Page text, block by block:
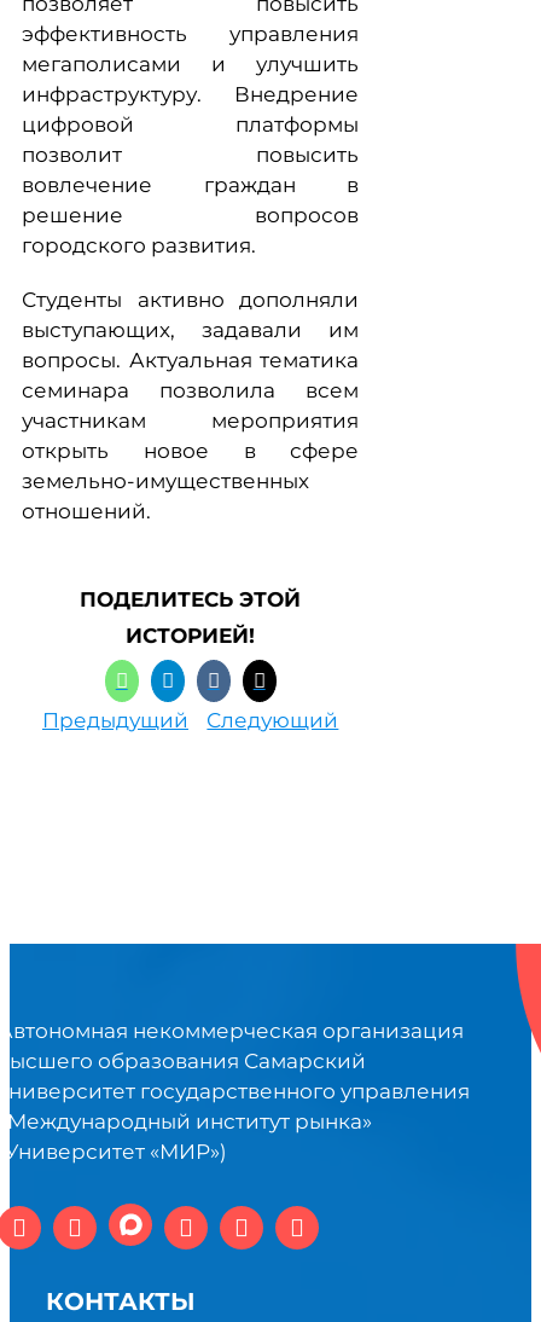
эффективность управления
мегаполисами и улучшить
инфраструктуру. Внедрение
цифровой платформы
позволит повысить
вовлечение граждан в
решение вопросов
городского развития.
Студенты активно дополняли
выступающих, задавали им
вопросы. Актуальная тематика
семинара позволила всем
участникам мероприятия
открыть новое в сфере
земельно-имущественных
отношений.
ПОДЕЛИТЕСЬ ЭТОЙ
ИСТОРИЕЙ!
Предыдущий Следующий
некоммерческая организация
образования Самарский
государственного управления
институт рынка»
«МИР»)
КОНТАКТЫ